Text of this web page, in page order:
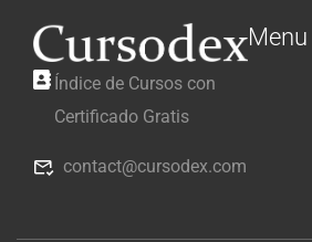
Índice de Cursos con
Certificado Gratis
contact@cursodex.com
Menu